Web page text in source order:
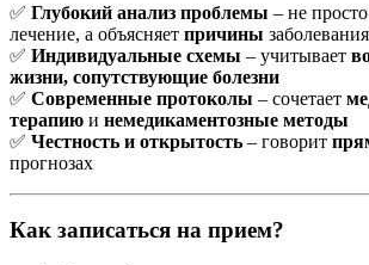
✅ Глубокий анализ проблемы – не
лечение, а объясняет причины заболевания
✅ Индивидуальные схемы – учитывает
жизни, сопутствующие болезни
✅ Современные протоколы – сочетает
терапию и немедикаментозные методы
✅ Честность и открытость – говорит
прогнозах
Как записаться на прием?